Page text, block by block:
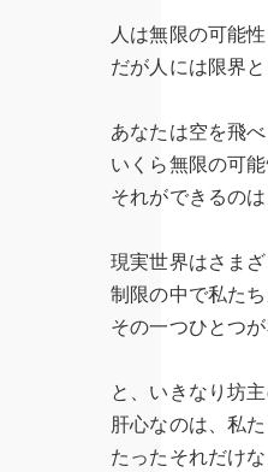
人は無限の可能性
だが人には限界
あなたは空を飛
いくら無限の可
それができるの
現実世界はさま
制限の中で私た
その一つひとつ
と、いきなり坊
肝心なのは、私
たったそれだけな